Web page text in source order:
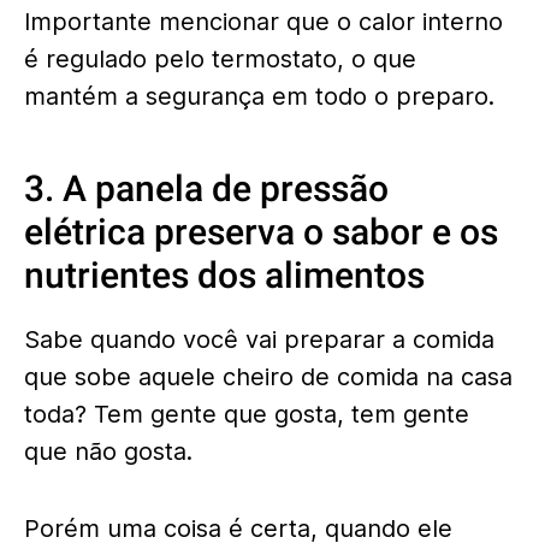
Importante mencionar que o calor interno
é regulado pelo termostato, o que
mantém a segurança em todo o preparo.
3. A panela de pressão
elétrica preserva o sabor e os
nutrientes dos alimentos
Sabe quando você vai preparar a comida
que sobe aquele cheiro de comida na casa
toda? Tem gente que gosta, tem gente
que não gosta.
Porém uma coisa é certa, quando ele